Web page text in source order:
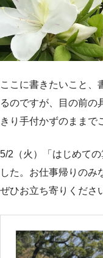
ここに書きたいこと、
るのですが、目の前の
きり手付かずのままで
5/2（火）「はじめて
した。お仕事帰りのみ
ぜひお立ち寄りくださ